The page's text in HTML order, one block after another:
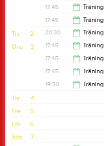
19:00
19:00
17:45 Träning
19:00
17:45 Träning
19:00
2
Tis 20:30 Träning
22:00
3
Ons 17:45 Träning
19:00
17:45 Träning
19:00
17:45 Träning
19:30 Träning
4
Tor
5
Fre
6
Lör
7
Sön